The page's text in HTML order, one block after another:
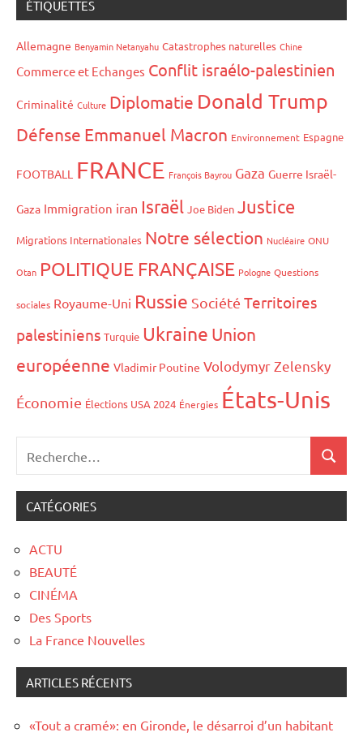
ÉTIQUETTES
Allemagne Benyamin Netanyahu Catastrophes naturelles Chine
Commerce et Echanges Conflit israélo-palestinien
Criminalité Culture Diplomatie Donald Trump
Défense Emmanuel Macron Environnement Espagne
FOOTBALL FRANCE François Bayrou Gaza Guerre Israël-
Gaza Immigration iran Israël Joe Biden Justice
Migrations Internationales Notre sélection Nucléaire ONU
Otan POLITIQUE FRANÇAISE Pologne Questions
sociales Royaume-Uni Russie Société Territoires
palestiniens Turquie Ukraine Union
européenne Vladimir Poutine Volodymyr Zelensky
Économie Élections USA 2024 Énergies États-Unis
CATÉGORIES
ACTU
BEAUTÉ
CINÉMA
Des Sports
La France Nouvelles
ARTICLES RÉCENTS
«Tout a cramé»: en Gironde, le désarroi d’un habitant